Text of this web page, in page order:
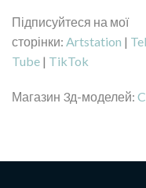
Підписуйтеся на мої
сторінки: Artstation |
Tube | TikTok
Магазин 3д-моделей: